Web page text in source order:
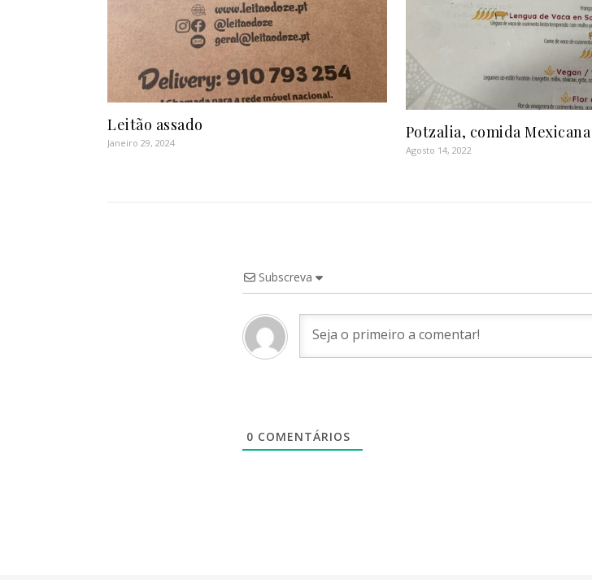
Leitão assado
Janeiro 29, 2024
Potzalia, comida Mexicana
Agosto 14, 2022
Subscreva
0 COMENTÁRIOS